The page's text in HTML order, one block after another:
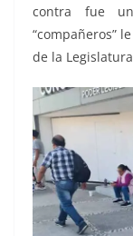
contra fue
“compañeros”
de la